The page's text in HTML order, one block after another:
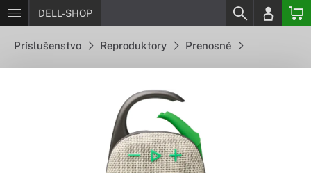
DELL-SHOP
Príslušenstvo Reproduktory Prenosné